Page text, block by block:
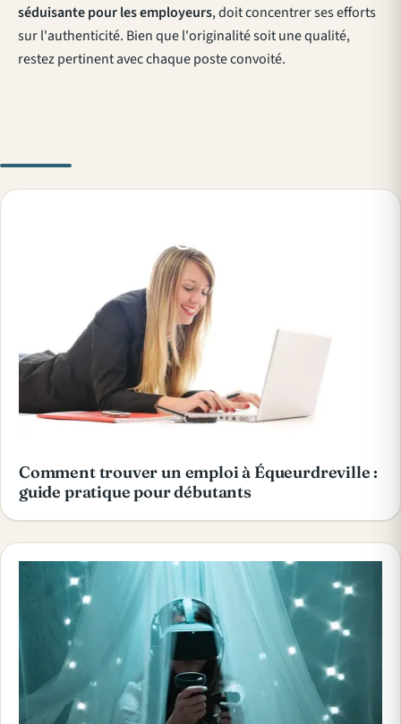
séduisante pour les employeurs, doit concentrer ses efforts
sur l'authenticité. Bien que l'originalité soit une qualité,
restez pertinent avec chaque poste convoité.
Comment trouver un emploi à Équeurdreville :
guide pratique pour débutants